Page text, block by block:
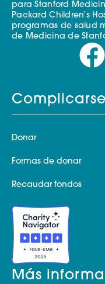
para Stanford
Packard Children's
programas de salud
de Medicina de
Complicarse
Donar
Formas de donar
Recaudar fondos
Más